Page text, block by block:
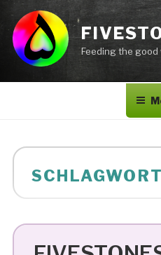
Inhalt
springen
Feeding the good